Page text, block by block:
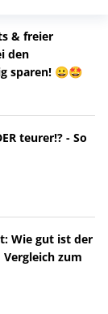
& freier
den
sparen! 😀🤩
teurer!? - So
Wie gut ist der
zum